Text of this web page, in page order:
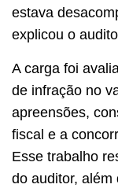
estava
explicou o
A carga foi
de infração no
apreensões,
fiscal e a
Esse trabalho
do auditor, além